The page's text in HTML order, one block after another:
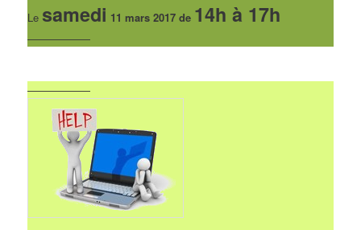
Le samedi 11 mars 2017 de 14h à 17h
——————
——————